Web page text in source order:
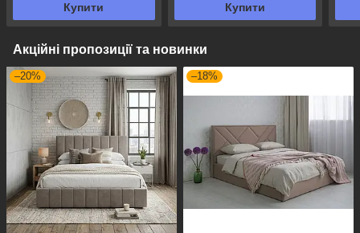
Купити Купити
Акційні пропозиції та новинки
–20% –18%